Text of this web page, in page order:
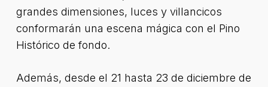
grandes dimensiones, luces y villancicos
conformarán una escena mágica con el Pino
Histórico de fondo.
Además, desde el 21 hasta 23 de diciembre de